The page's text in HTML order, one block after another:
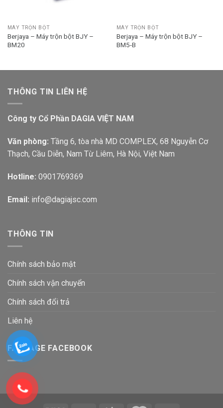
MÁY TRỘN BỘT
Berjaya – Máy trộn bột BJY –
BM20
MÁY TRỘN BỘT
Berjaya – Máy trộn bột BJY –
BM5-B
THÔNG TIN LIÊN HỆ
Công ty Cổ Phần DAGIA VIỆT NAM
Văn phòng: Tầng 6, tòa nhà MD COMPLEX, 68 Nguyễn Cơ
Thạch, Cầu Diễn, Nam Từ Liêm, Hà Nội, Việt Nam
Hotline: 0901769369
Email: info@dagiajsc.com
THÔNG TIN
Chính sách bảo mật
Chính sách vận chuyển
Chính sách đổi trả
Liên hệ
FANPAGE FACEBOOK